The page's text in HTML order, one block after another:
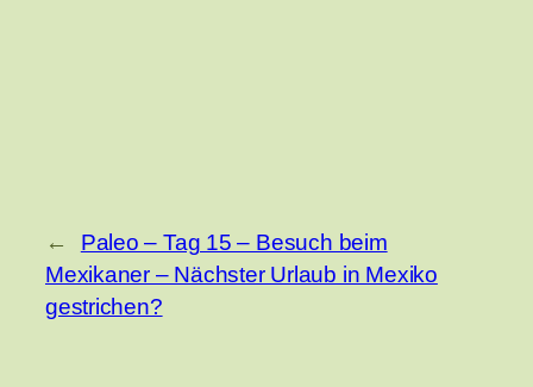
←
Paleo – Tag 15 – Besuch beim
Mexikaner – Nächster Urlaub in Mexiko
gestrichen?